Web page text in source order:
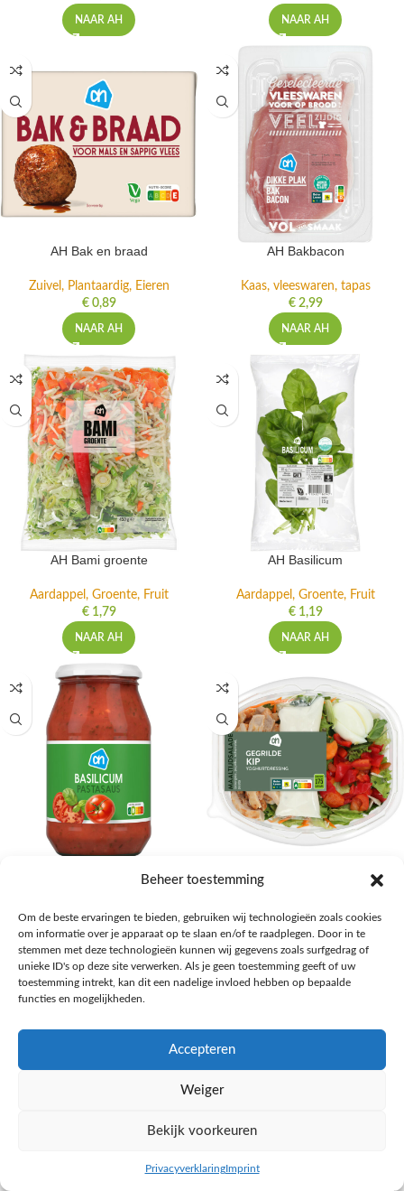
Beheer toestemming
Om de beste ervaringen te bieden, gebruiken wij technologieën zoals cookies
om informatie over je apparaat op te slaan en/of te raadplegen. Door in te
stemmen met deze technologieën kunnen wij gegevens zoals surfgedrag of
unieke ID's op deze site verwerken. Als je geen toestemming geeft of uw
toestemming intrekt, kan dit een nadelige invloed hebben op bepaalde
functies en mogelijkheden.
Accepteren
Weiger
Bekijk voorkeuren
PrivacyverklaringImprint
NAAR AH NAAR AH
AH Bak en braad
Zuivel, Plantaardig, Eieren
€0,89
NAAR AH
AH Bakbacon
Kaas, vleeswaren, tapas
€2,99
NAAR AH
AH Bami groente
Aardappel, Groente, Fruit
€1,79
NAAR AH
AH Basilicum
Aardappel, Groente, Fruit
€1,19
NAAR AH
€1,59
NAAR AH
Salades,Pizza, Maaltijden
€3,39
NAAR AH